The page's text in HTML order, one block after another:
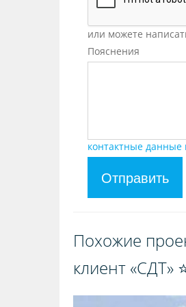
или можете
Пояснения
контактные
Отправить
Похожие
клиент «СДТ»